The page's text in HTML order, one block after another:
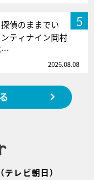
5
偵のままでい
ティナイン岡村
…
2026.08.08
（テレビ朝日）